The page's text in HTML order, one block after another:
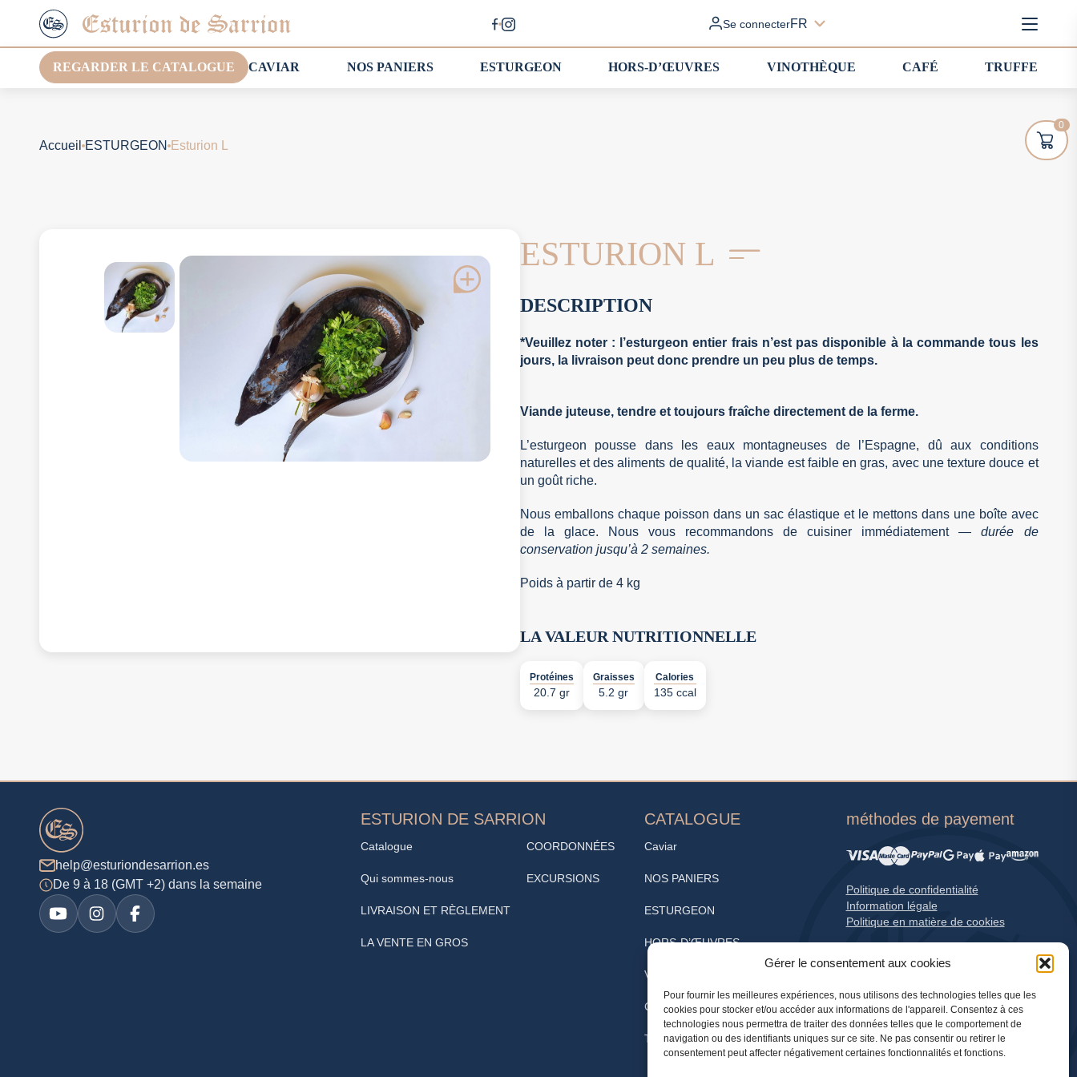
Gérer le consentement aux cookies
Pour fournir les meilleures expériences, nous utilisons des technologies telles que les
cookies pour stocker et/ou accéder aux informations de l'appareil. Consentez à ces
technologies nous permettra de traiter des données telles que le comportement de
navigation ou des identifiants uniques sur ce site. Ne pas consentir ou retirer le
consentement peut affecter négativement certaines fonctionnalités et fonctions.
Se connecterFR
REGARDER LE CATALOGUE CAVIAR NOS PANIERS ESTURGEON HORS-D’ŒUVRES VINOTHÈQUE CAFÉ TRUFFE
Accueil ESTURGEON Esturion L
ESTURION L
DESCRIPTION
*Veuillez noter : l’esturgeon entier frais n’est pas disponible à la commande tous les
jours, la livraison peut donc prendre un peu plus de temps.
Viande juteuse, tendre et toujours fraîche directement de la ferme.
L’esturgeon pousse dans les eaux montagneuses de l’Espagne, dû aux conditions
naturelles et des aliments de qualité, la viande est faible en gras, avec une texture douce et
un goût riche.
Nous emballons chaque poisson dans un sac élastique et le mettons dans une boîte avec
de la glace. Nous vous recommandons de cuisiner immédiatement —durée de
conservation jusqu’à 2 semaines.
Poids à partir de 4 kg
LA VALEUR NUTRITIONNELLE
Protéines
20.7 gr
Graisses
5.2 gr
Calories
135 ccal
help@esturiondesarrion.es
De 9 à 18 (GMT +2) dans la semaine
ESTURION DE SARRION
Catalogue
Qui sommes-nous
LIVRAISON ET RÈGLEMENT
LA VENTE EN GROS
COORDONNÉES
EXCURSIONS
CATALOGUE
Caviar
NOS PANIERS
ESTURGEON
HORS-D’ŒUVRES
VINOTHÈQUE
Café
TRUFFE
méthodes de payement
Politique de confidentialité
Information légale
Politique en matière de cookies
0